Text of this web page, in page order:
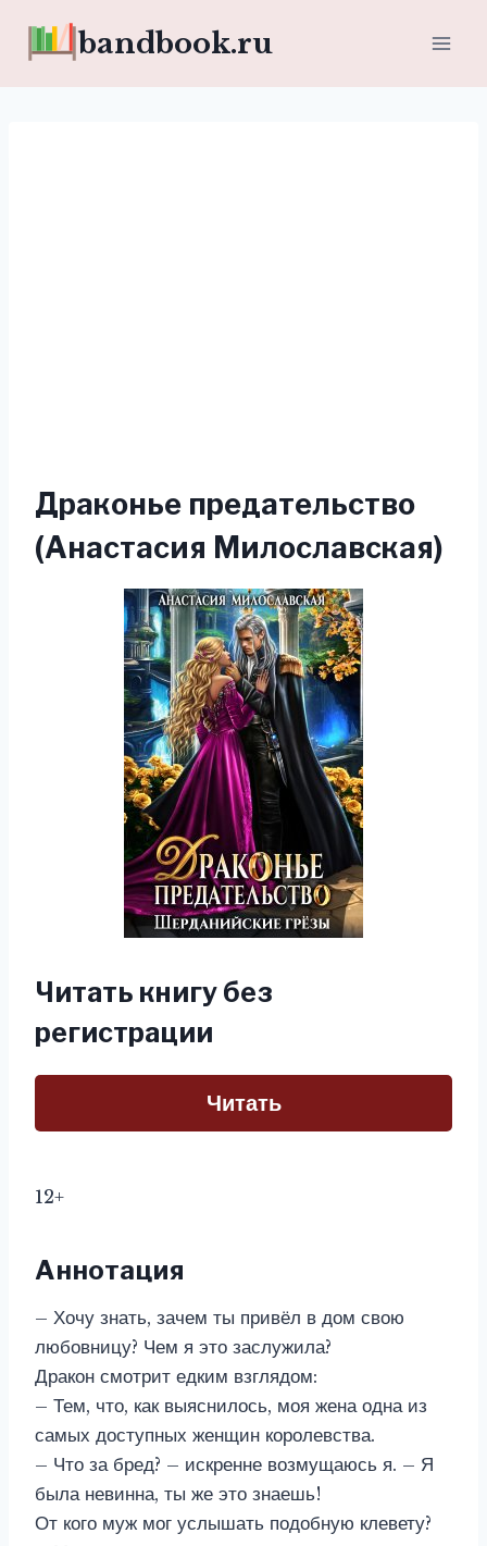
bandbook.ru
Драконье предательство
(Анастасия Милославская)
Читать книгу без
регистрации
Читать
12+
Аннотация
– Хочу знать, зачем ты привёл в дом свою
любовницу? Чем я это заслужила?
Дракон смотрит едким взглядом:
– Тем, что, как выяснилось, моя жена одна из
самых доступных женщин королевства.
– Что за бред? – искренне возмущаюсь я. – Я
была невинна, ты же это знаешь!
От кого муж мог услышать подобную клевету?